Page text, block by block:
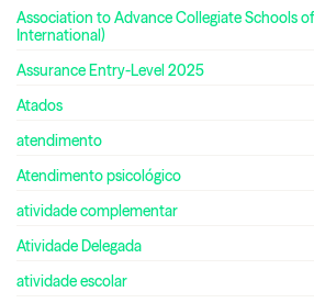
Association to Advance Collegiate Schools
International)
Assurance Entry-Level 2025
Atados
atendimento
Atendimento psicológico
atividade complementar
Atividade Delegada
atividade escolar